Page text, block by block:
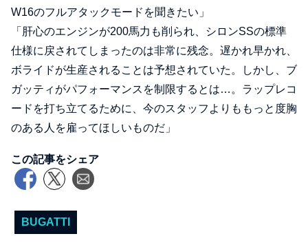
W16のフルアタックモードを聞きたい」
「肝心のエンジンが200馬力も削られ、シロンSSの標準
仕様に戻されてしまったのは非常に残念。遅かれ早かれ、
ボライドが生産されることは予想されていた。しかし、ブ
ガッティがパフォーマンスを制限するとは…。ラップレコ
ードを打ち立てるために、今のスタッフよりももっと度胸
のある人を雇ってほしいものだ」
この記事をシェア
BUGATTI